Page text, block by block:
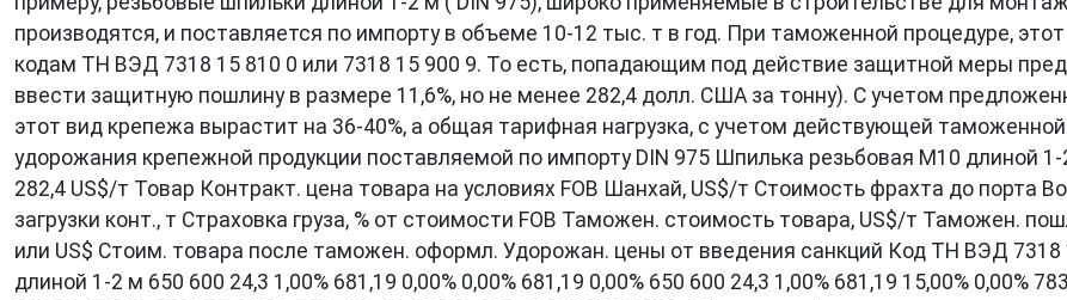
производятся, и поставляется по импорту в объеме 10-12 тыс. т в год. При таможенной процедуре,
кодам ТН ВЭД 7318 15 810 0 или 7318 15 900 9. То есть, попадающим под действие защитной меры
ввести защитную пошлину в размере 11,6%, но не менее 282,4 долл. США за тонну). С учетом
этот вид крепежа вырастит на 36-40%, а общая тарифная нагрузка, с учетом действующей
удорожания крепежной продукции поставляемой по импорту DIN 975 Шпилька резьбовая М10 длиной
282,4 US$/т Товар Контракт. цена товара на условиях FOB Шанхай, US$/т Стоимость фрахта до порта
загрузки конт., т Страховка груза, % от стоимости FOB Таможен. стоимость товара, US$/т Таможен.
или US$ Стоим. товара после таможен. оформл. Удорожан. цены от введения санкций Код ТН ВЭД 7318
длиной 1-2 м 650 600 24,3 1,00% 681,19 0,00% 0,00% 681,19 0,00% 650 600 24,3 1,00% 681,19 15,00% 0,00%